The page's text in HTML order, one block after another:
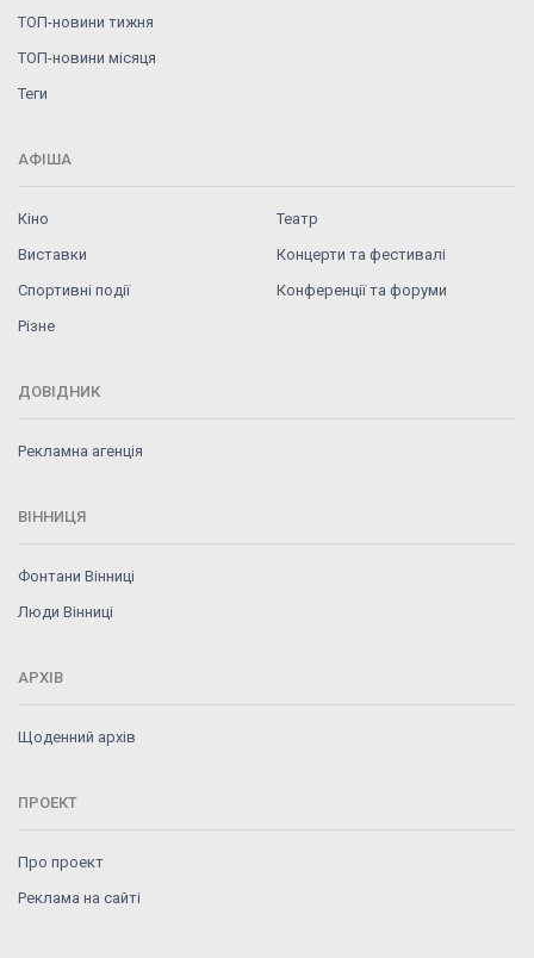
ТОП-новини тижня
ТОП-новини місяця
Теги
АФІША
Кіно
Театр
Виставки
Концерти та фестивалі
Спортивні події
Конференції та форуми
Різне
ДОВІДНИК
Рекламна агенція
ВІННИЦЯ
Фонтани Вінниці
Люди Вінниці
АРХІВ
Щоденний архів
ПРОЕКТ
Про проект
Реклама на сайті